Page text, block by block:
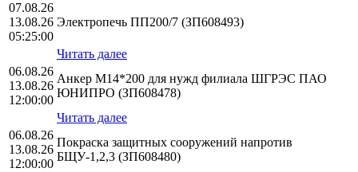
07.08.26
13.08.26
05:25:00
Электропечь ПП200/7 (ЗП608493)
Читать далее
06.08.26
13.08.26
12:00:00
Анкер М14*200 для нужд филиала ШГРЭС ПАО
ЮНИПРО (ЗП608478)
Читать далее
06.08.26
13.08.26
12:00:00
Покраска защитных сооружений напротив
БЩУ-1,2,3 (ЗП608480)